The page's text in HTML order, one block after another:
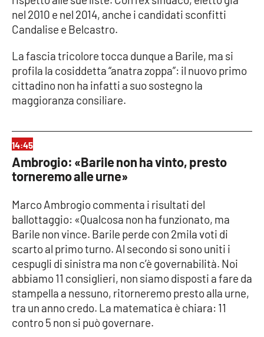
Sanità
Società
Sport
RUBRICHE
Good Morning Vietnam
Parchi Marini Calabria
Imprese Di Calabria
Le perfidie di Antonella Grippo
Venti di comunicazione
STREAMING
nel 2010 e nel 2014, anche i candidati sconfitti
Candalise e Belcastro.
La fascia tricolore tocca dunque a Barile, ma si
profila la cosiddetta “anatra zoppa”: il nuovo primo
cittadino non ha infatti a suo sostegno la
maggioranza consiliare.
14:45
Ambrogio: «Barile non ha vinto, presto
torneremo alle urne»
Marco Ambrogio commenta i risultati del
ballottaggio: «Qualcosa non ha funzionato, ma
Barile non vince. Barile perde con 2mila voti di
scarto al primo turno. Al secondo si sono uniti i
cespugli di sinistra ma non c’è governabilità. Noi
abbiamo 11 consiglieri, non siamo disposti a fare da
stampella a nessuno, ritorneremo presto alla urne,
tra un anno credo. La matematica è chiara: 11
contro 5 non si può governare.